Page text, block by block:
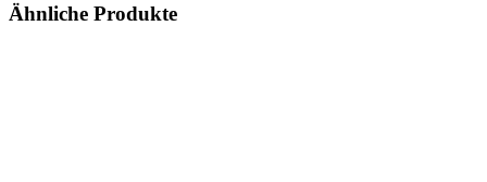
Ähnliche Produkte